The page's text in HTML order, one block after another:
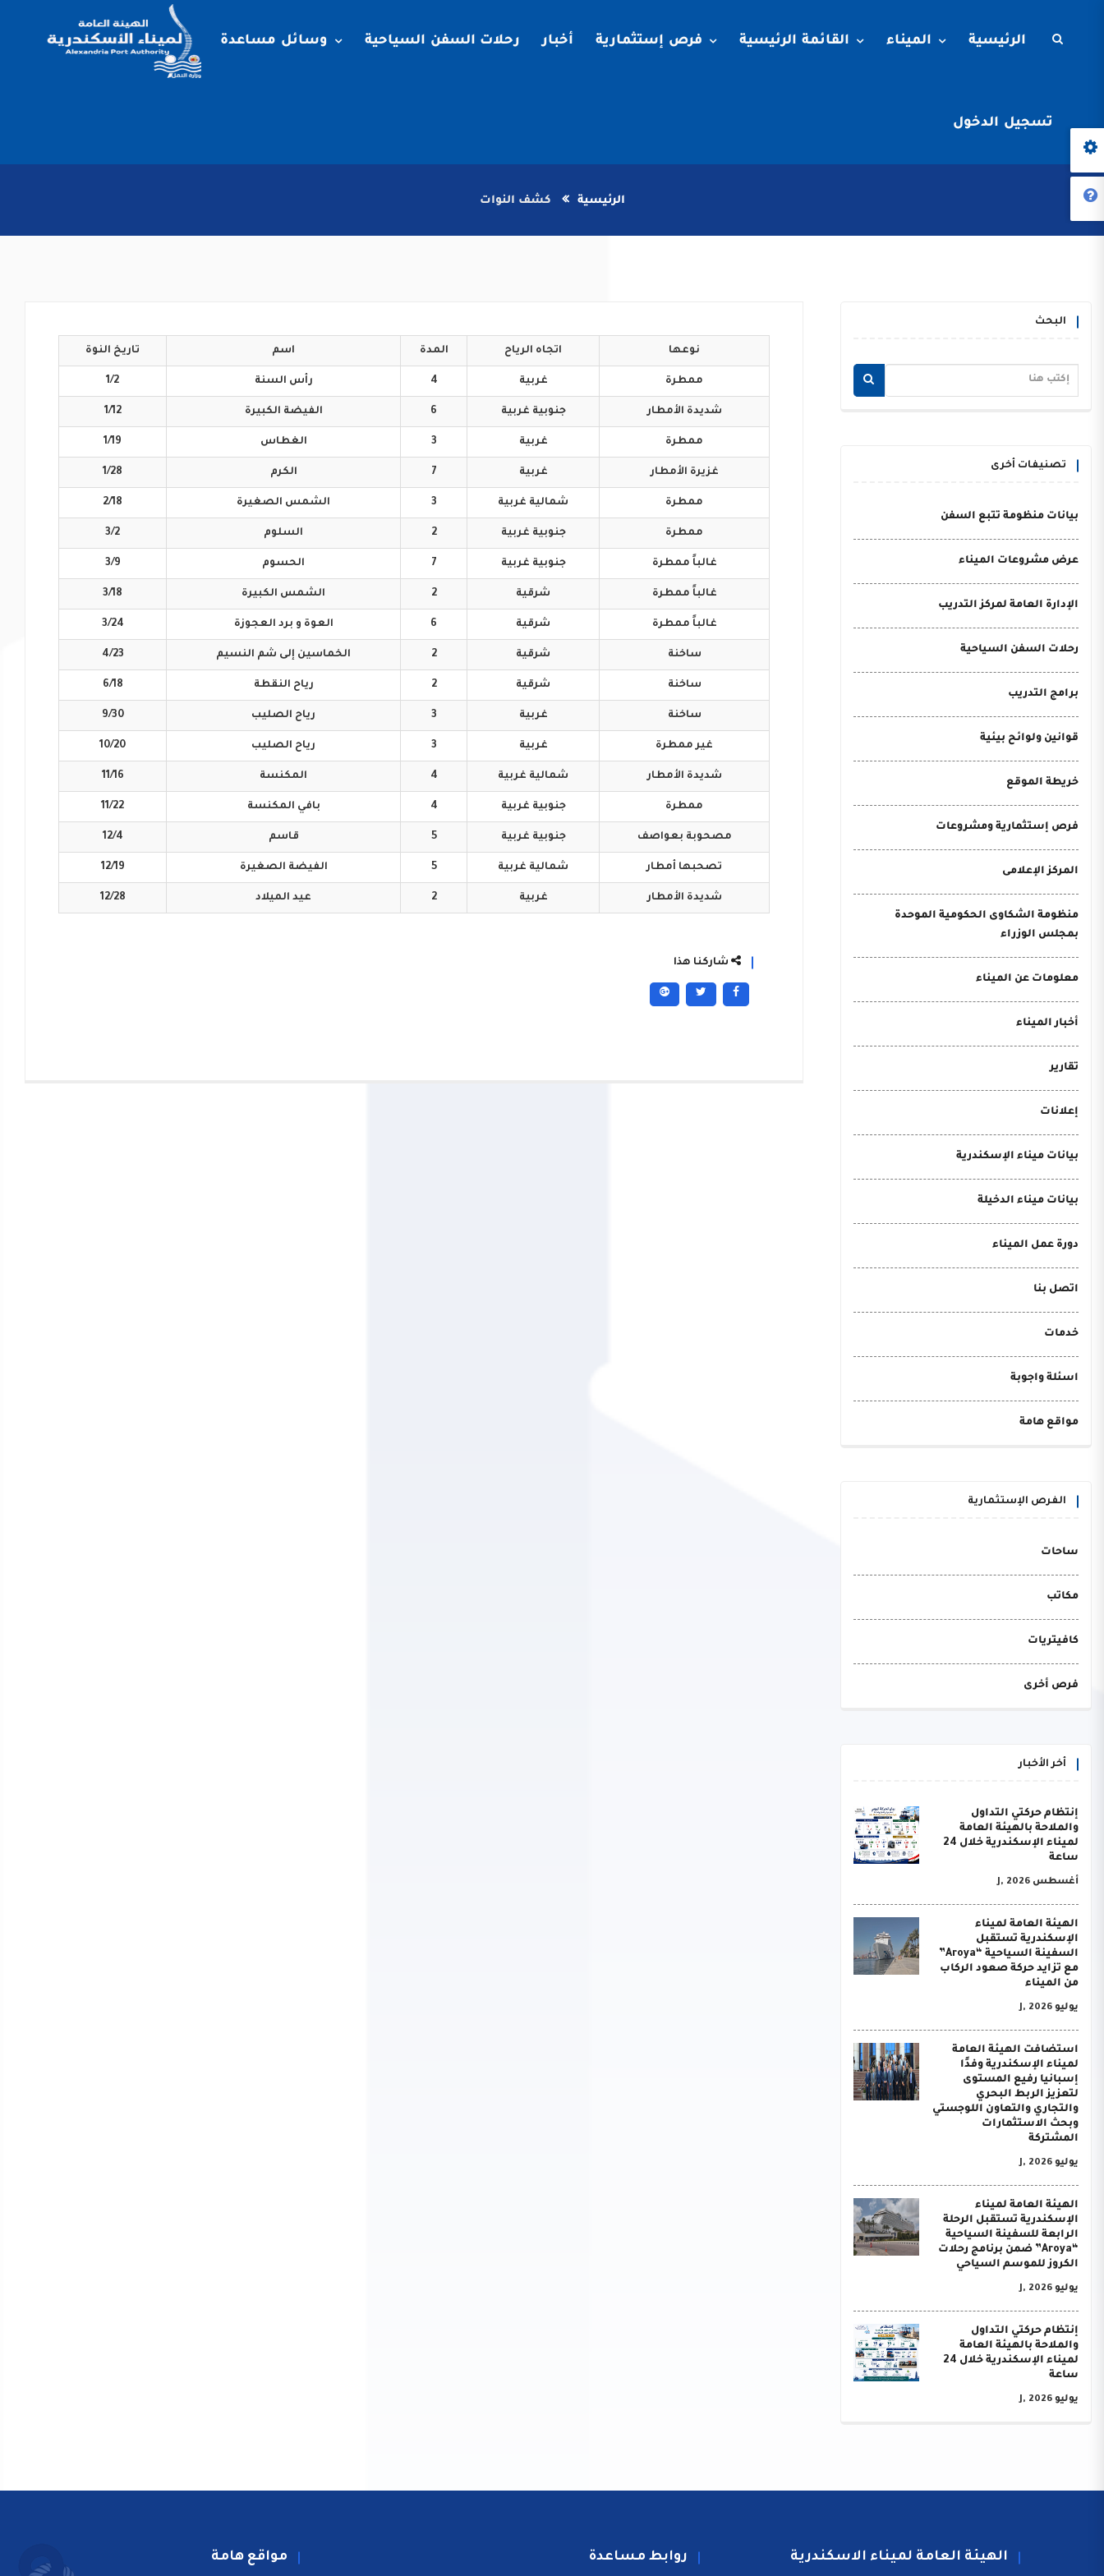
الرئيسية الميناء القائمة الرئيسية فرص إستثمارية أخبار رحلات السفن السياحية وسائل مساعدة
تسجيل الدخول
الرئيسية كشف النوات
البحث
تصنيفات أخرى
بيانات منظومة تتبع السفن
عرض مشروعات الميناء
الإدارة العامة لمركز التدريب
رحلات السفن السياحية
برامج التدريب
قوانين ولوائح بيئية
خريطة الموقع
فرص إستثمارية ومشروعات
المركز الإعلامى
منظومة الشكاوى الحكومية الموحدة
بمجلس الوزراء
معلومات عن الميناء
أخبار الميناء
تقارير
إعلانات
بيانات ميناء الإسكندرية
بيانات ميناء الدخيلة
دورة عمل الميناء
اتصل بنا
خدمات
اسئلة واجوبة
مواقع هامة
الفرص الإستثمارية
ساحات
مكاتب
كافيتريات
فرص أخرى
أخر الأخبار
إنتظام حركتي التداول
والملاحة بالهيئة العامة
لميناء الإسكندرية خلال 24
ساعة
أغسطس J, 2026
الهيئة العامة لميناء
الإسكندرية تستقبل
السفينة السياحية “Aroya”
مع تزايد حركة صعود الركاب
من الميناء
يوليو J, 2026
استضافت الهيئة العامة
لميناء الإسكندرية وفدًا
إسبانيا رفيع المستوى
لتعزيز الربط البحري
والتجاري والتعاون اللوجستي
وبحث الاستثمارات
المشتركة
يوليو J, 2026
الهيئة العامة لميناء
الإسكندرية تستقبل الرحلة
الرابعة للسفينة السياحية
“Aroya” ضمن برنامج رحلات
الكروز للموسم السياحي
يوليو J, 2026
إنتظام حركتي التداول
والملاحة بالهيئة العامة
لميناء الإسكندرية خلال 24
ساعة
يوليو J, 2026
نوعها اتجاه الرياح المدة اسم تاريخ النوة
ممطرة غربية 4 رأس السنة 1/2
شديدة الأمطار جنوبية غربية 6 الفيضة الكبيرة 1/12
ممطرة غربية 3 الغطاس 1/19
غزيرة الأمطار غربية 7 الكرم 1/28
ممطرة شمالية غربية 3 الشمس الصغيرة 2/18
ممطرة جنوبية غربية 2 السلوم 3/2
غالباً ممطرة جنوبية غربية 7 الحسوم 3/9
غالباً ممطرة شرقية 2 الشمس الكبيرة 3/18
غالباً ممطرة شرقية 6 العوة و برد العجوزة 3/24
ساخنة شرقية 2 الخماسين إلى شم النسيم 4/23
ساخنة شرقية 2 رياح النقطة 6/18
ساخنة غربية 3 رياح الصليب 9/30
غير ممطرة غربية 3 رياح الصليب 10/20
شديدة الأمطار شمالية غربية 4 المكنسة 11/16
ممطرة جنوبية غربية 4 بافي المكنسة 11/22
مصحوبة بعواصف جنوبية غربية 5 قاسم 12/4
تصحبها أمطار شمالية غربية 5 الفيضة الصغيرة 12/19
شديدة الأمطار غربية 2 عيد الميلاد 12/28
شاركنا هذا
الهيئة العامة لميناء الاسكندرية روابط مساعدة مواقع هامة